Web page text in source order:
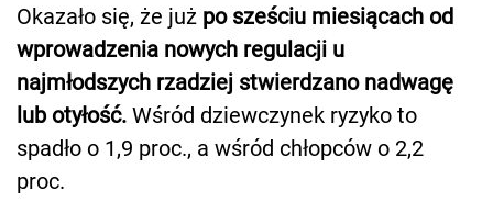
Okazało się, że już po sześciu miesiącach od
wprowadzenia nowych regulacji u
najmłodszych rzadziej stwierdzano nadwagę
lub otyłość. Wśród dziewczynek ryzyko to
spadło o 1,9 proc., a wśród chłopców o 2,2
proc.